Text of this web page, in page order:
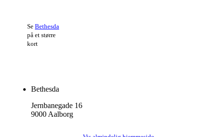
Se Bethesda
på et større
kort
Bethesda
Jernbanegade 16
9000 Aalborg